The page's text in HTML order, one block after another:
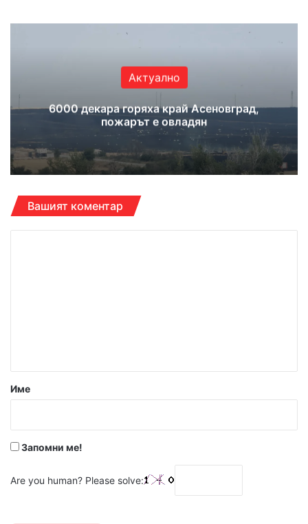
Актуално
6000 декара горяха край Асеновград,
пожарът е овладян
Вашият коментар
р
Име
Запомни ме!
Are you human? Please solve: